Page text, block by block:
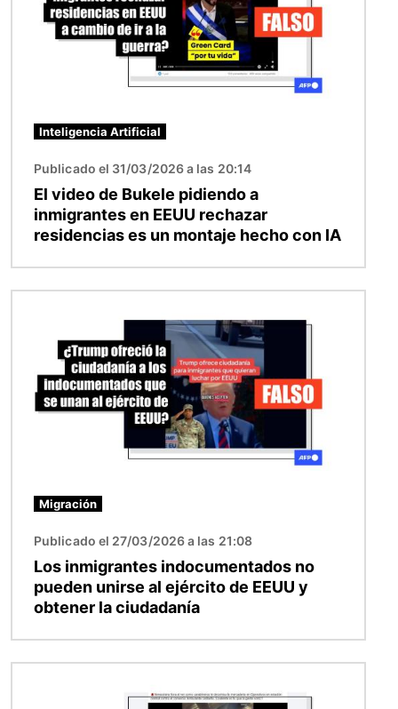
Inteligencia Artificial
Publicado el 31/03/2026 a las 20:14
El video de Bukele pidiendo a
inmigrantes en EEUU rechazar
residencias es un montaje hecho con IA
Migración
Publicado el 27/03/2026 a las 21:08
Los inmigrantes indocumentados no
pueden unirse al ejército de EEUU y
obtener la ciudadanía